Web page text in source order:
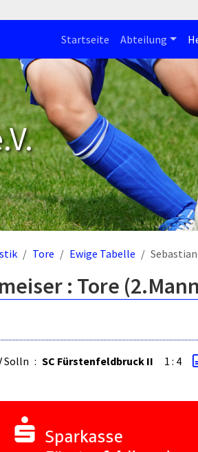
Startseite Abteilung
Tore Ewige Tabelle
: Tore
Solln : SC Fürstenfeldbruck II 1 : 4